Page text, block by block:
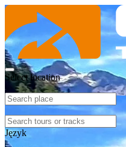
Select location
Język